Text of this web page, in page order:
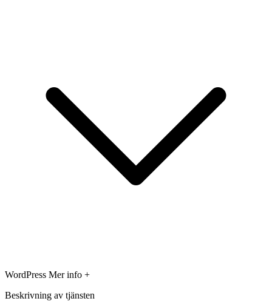
WordPress Mer info +
Beskrivning av tjänsten